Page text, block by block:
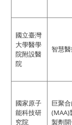
國立臺灣
大學醫學
院附設醫
院
智慧
國家原子
能科技研
究院
巨聚
(MAA)
製劑